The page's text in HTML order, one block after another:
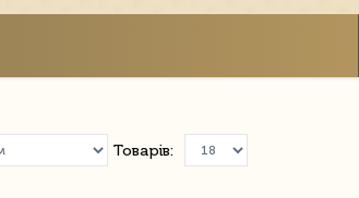
Товарів: